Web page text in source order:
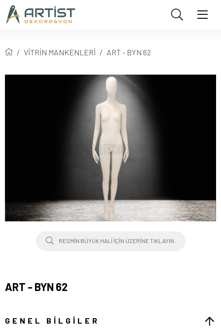
VİTRİN MANKENLERİ ART - BYN 62
RESMIN BÜYÜK HALI IÇIN ÜZERINE TIKLAYIN.
ART - BYN 62
GENEL BILGILER